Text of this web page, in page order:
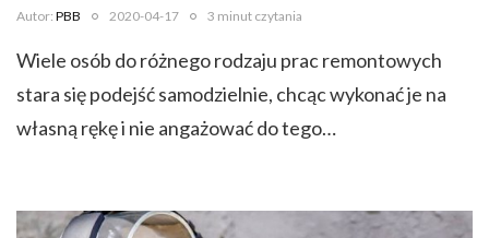
Autor: PBB 2020-04-17 3 minut czytania
Wiele osób do różnego rodzaju prac remontowych
stara się podejść samodzielnie, chcąc wykonać je na
własną rękę i nie angażować do tego…